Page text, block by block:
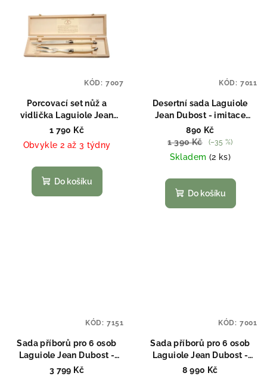
Porcovací set nůž a
vidlička Laguiole Jean
Dubost - imitace slonoviny
1 790 Kč
Obvykle 2 až 3 týdny
Do košíku
KÓD: 7007
Desertní sada Laguiole
Jean Dubost - imitace
slonoviny
890 Kč
1 390 Kč
(–35 %)
Skladem (2 ks)
Do košíku
KÓD: 7011
Sada příborů pro 6 osob
Laguiole Jean Dubost -
imitace slonoviny
3 799 Kč
KÓD: 7151
Sada příborů pro 6 osob
Laguiole Jean Dubost -
imitace slonoviny
8 990 Kč
KÓD: 7001